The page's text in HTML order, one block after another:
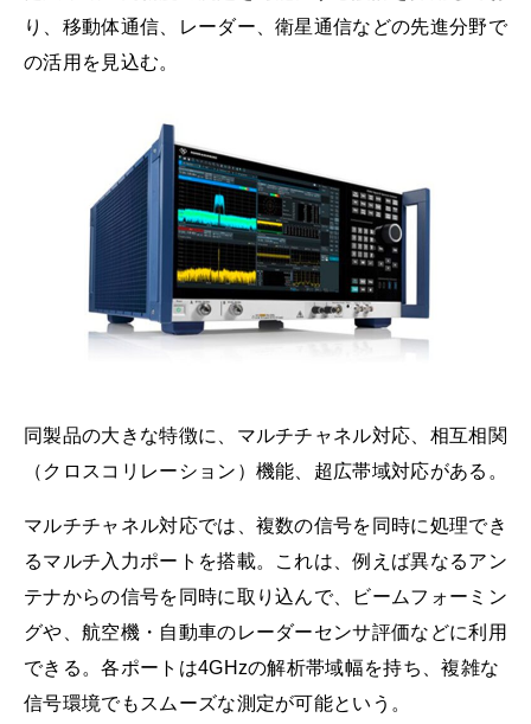
り、移動体通信、レーダー、衛星通信などの先進分野で
の活用を見込む。
同製品の大きな特徴に、マルチチャネル対応、相互相関
（クロスコリレーション）機能、超広帯域対応がある。
マルチチャネル対応では、複数の信号を同時に処理でき
るマルチ入力ポートを搭載。これは、例えば異なるアン
テナからの信号を同時に取り込んで、ビームフォーミン
グや、航空機・自動車のレーダーセンサ評価などに利用
できる。各ポートは4GHzの解析帯域幅を持ち、複雑な
信号環境でもスムーズな測定が可能という。